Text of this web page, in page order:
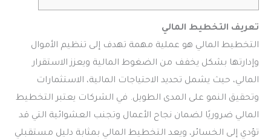
تعريف التخطيط المالي
التخطيط المالي هو عملية مهمة تهدف إلى تنظيم الأموال
وإدارتها بشكل يخفف من الضغوط المالية ويعزز الاستقرار
المالي، حيث يشمل تحديد الاحتياجات المالية، الاستثمارات
وتحقيق النمو على المدى الطويل. في الشركات يعتبر التخطيط
المالي ضروريًا لضمان نجاح الأعمال وتجنب العشوائية التي قد
تؤدي إلى الخسائر، ويعد التخطيط المالي بمثابة دليل مستقبلي